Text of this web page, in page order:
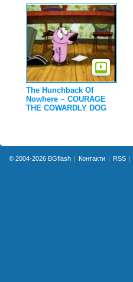
The Hunchback Of
Nowhere ~ COURAGE
THE COWARDLY DOG
© 2004-2026 BGflash Контакти RSS